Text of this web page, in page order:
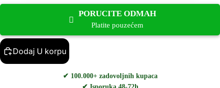
PORUCITE ODMAH
Platite pouzećem
Dodaj U korpu
✔ 100.000+ zadovoljnih kupaca